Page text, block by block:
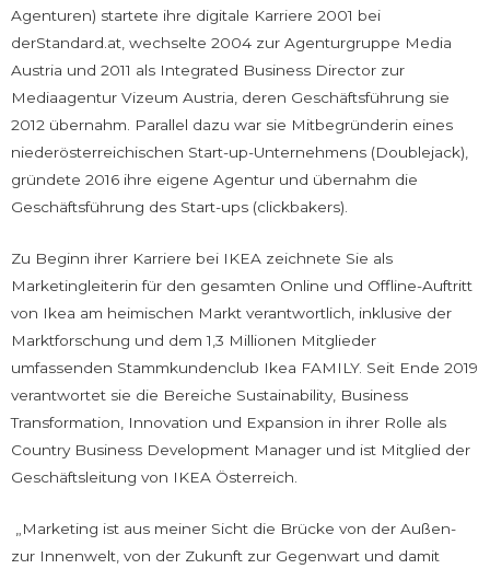
Agenturen) startete ihre digitale Karriere 2001 bei
derStandard.at, wechselte 2004 zur Agenturgruppe Media
Austria und 2011 als Integrated Business Director zur
Mediaagentur Vizeum Austria, deren Geschäftsführung sie
2012 übernahm. Parallel dazu war sie Mitbegründerin eines
niederösterreichischen Start-up-Unternehmens (Doublejack),
gründete 2016 ihre eigene Agentur und übernahm die
Geschäftsführung des Start-ups (clickbakers).
Zu Beginn ihrer Karriere bei IKEA zeichnete Sie als
Marketingleiterin für den gesamten Online und Offline-Auftritt
von Ikea am heimischen Markt verantwortlich, inklusive der
Marktforschung und dem 1,3 Millionen Mitglieder
umfassenden Stammkundenclub Ikea FAMILY. Seit Ende 2019
verantwortet sie die Bereiche Sustainability, Business
Transformation, Innovation und Expansion in ihrer Rolle als
Country Business Development Manager und ist Mitglied der
Geschäftsleitung von IKEA Österreich.
„Marketing ist aus meiner Sicht die Brücke von der Außen-
zur Innenwelt, von der Zukunft zur Gegenwart und damit